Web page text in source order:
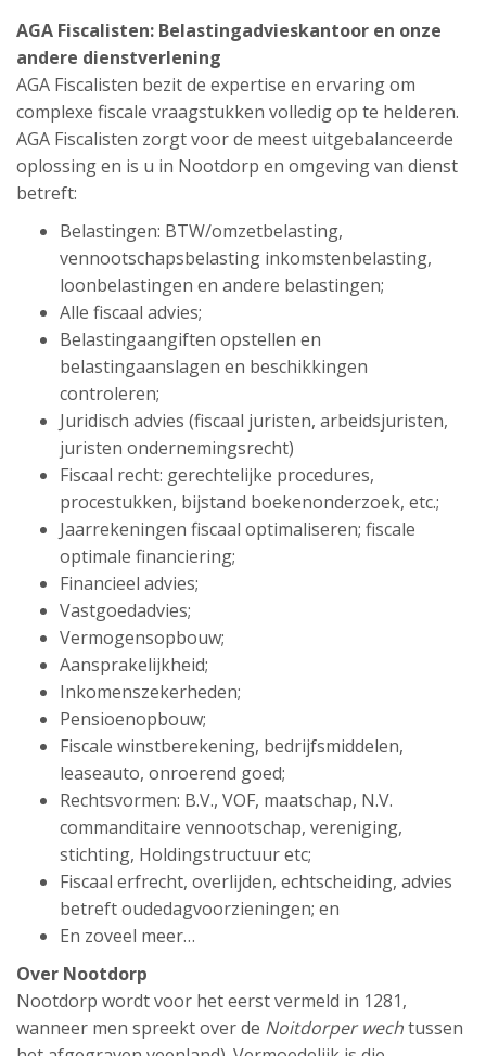
AGA Fiscalisten: Belastingadvieskantoor en onze
andere dienstverlening
AGA Fiscalisten bezit de expertise en ervaring om
complexe fiscale vraagstukken volledig op te helderen.
AGA Fiscalisten zorgt voor de meest uitgebalanceerde
oplossing en is u in Nootdorp en omgeving van dienst
betreft:
Belastingen: BTW/omzetbelasting,
vennootschapsbelasting inkomstenbelasting,
loonbelastingen en andere belastingen;
Alle fiscaal advies;
Belastingaangiften opstellen en
belastingaanslagen en beschikkingen
controleren;
Juridisch advies (fiscaal juristen, arbeidsjuristen,
juristen ondernemingsrecht)
Fiscaal recht: gerechtelijke procedures,
procestukken, bijstand boekenonderzoek, etc.;
Jaarrekeningen fiscaal optimaliseren; fiscale
optimale financiering;
Financieel advies;
Vastgoedadvies;
Vermogensopbouw;
Aansprakelijkheid;
Inkomenszekerheden;
Pensioenopbouw;
Fiscale winstberekening, bedrijfsmiddelen,
leaseauto, onroerend goed;
Rechtsvormen: B.V., VOF, maatschap, N.V.
commanditaire vennootschap, vereniging,
stichting, Holdingstructuur etc;
Fiscaal erfrecht, overlijden, echtscheiding, advies
betreft oudedagvoorzieningen; en
En zoveel meer…
Over Nootdorp
Nootdorp wordt voor het eerst vermeld in 1281,
wanneer men spreekt over de Noitdorper wechtussen